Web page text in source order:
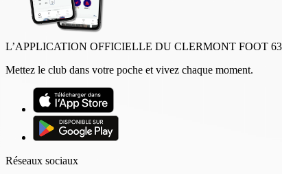
L’APPLICATION OFFICIELLE DU CLERMONT FOOT 63
Mettez le club dans votre poche et vivez chaque moment.
Réseaux sociaux